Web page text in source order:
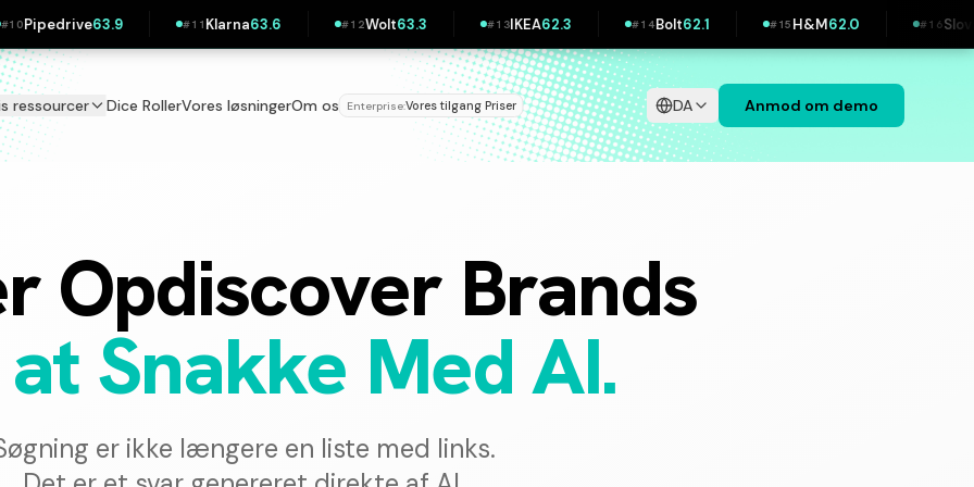
#11Klarna63.6 # 12Wolt63.3 #13IKEA62.3 #14Bolt62.1 #15H&M62.0 #16 Slovak Telekom 61.8
ressourcer Dice RollerVores løsningerOm os Enterprise:Vores tilgang| Priser DA Anmod om demo
Opdiscover Brands
Snakke Med AI.
er ikke længere en liste med links.